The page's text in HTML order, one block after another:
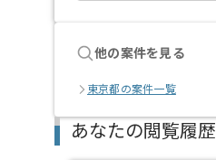
他の案件を見る
東京都の案件一覧
あなたの閲覧履歴